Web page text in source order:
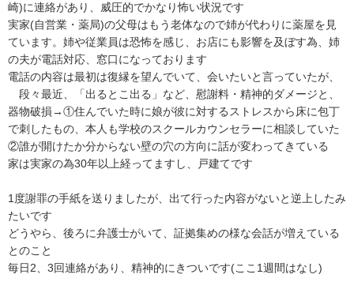
崎)に連絡があり、威圧的でかなり怖い状況です
実家(自営業・薬局)の父母はもう老体なので姉が代わりに薬屋を見
ています。姉や従業員は恐怖を感じ、お店にも影響を及ぼす為、姉
の夫が電話対応、窓口になっております
電話の内容は最初は復縁を望んでいて、会いたいと言っていたが、
段々最近、「出るとこ出る」など、慰謝料・精神的ダメージと、
器物破損→①住んでいた時に娘が彼に対するストレスから床に包丁
で刺したもの、本人も学校のスクールカウンセラーに相談していた
②誰が開けたか分からない壁の穴の方向に話が変わってきている
家は実家の為30年以上経ってますし、戸建てです
1度謝罪の手紙を送りましたが、出て行った内容がないと逆上したみ
たいです
どうやら、後ろに弁護士がいて、証拠集めの様な会話が増えている
とのこと
毎日2、3回連絡があり、精神的にきついです(ここ1週間はなし)